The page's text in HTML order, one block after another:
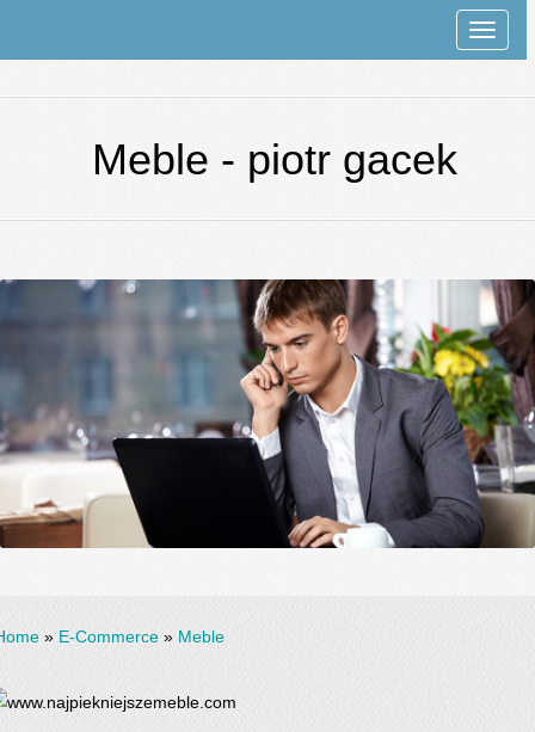
Rozwiń
Meble - piotr gacek
» E-Commerce » Meble